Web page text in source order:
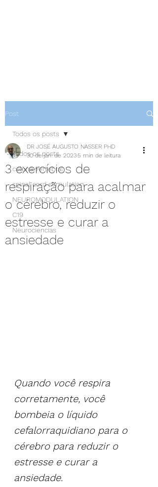
Post
Todos os posts
coluna vertebral
spinal cord stimulation
NEUROMODULATION
C19
Neurociencias
Todos os posts
3 exercícios de
respiração para acalmar
o cérebro, reduzir o
estresse e curar a
ansiedade
DR JOSÉ AUGUSTO NASSER PHD
30 de jan. de 20235 min de leitura
Quando você respira
corretamente, você
bombeia o líquido
cefalorraquidiano para o
cérebro para reduzir o
estresse e curar a
ansiedade.